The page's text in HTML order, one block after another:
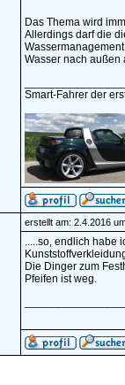
Das Thema wird
Allerdings darf die
Wasser nach außen
Smart-Fahrer der
erstellt am: 2.4.2016
.....so, endlich habe
Die Dinger zum
Pfeifen ist weg.